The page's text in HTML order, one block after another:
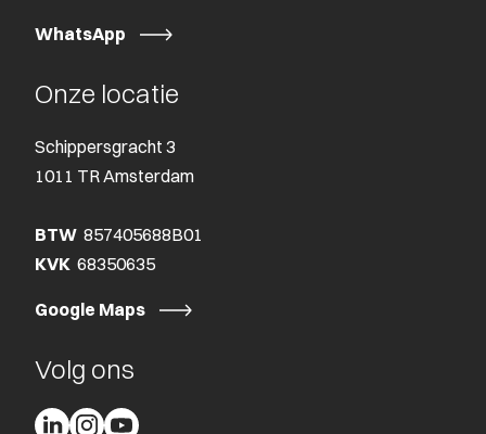
WhatsApp
Onze locatie
Schippersgracht 3
1011 TR Amsterdam
BTW 857405688B01
KVK 68350635
Google Maps
Volg ons